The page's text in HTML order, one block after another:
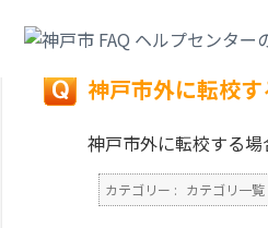
戻る
神戸市外に転校
神戸市外に転校する
カテゴリー : カテゴリ一覧